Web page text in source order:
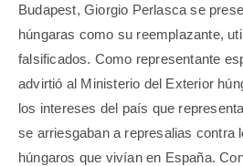
Budapest, Giorgio Perlasca se
húngaras como su reemplazante,
falsificados. Como representante
advirtió al Ministerio del Exterior
los intereses del país que
se arriesgaban a represalias contra
húngaros que vivían en España.